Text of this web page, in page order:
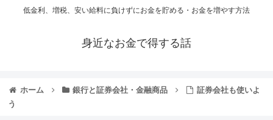
低金利、増税、安い給料に負けずにお金を貯める・お金を増やす方法
身近なお金で得する話
ホーム 銀行と証券会社・金融商品
証券会社も使いよ
う